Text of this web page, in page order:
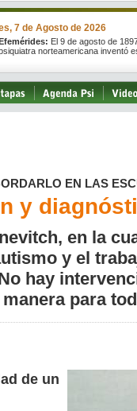
7 de Agosto de 2026
El 9 de agosto de
norteamericana inventó
EN LAS
y
en la
y el
hay
para
de un